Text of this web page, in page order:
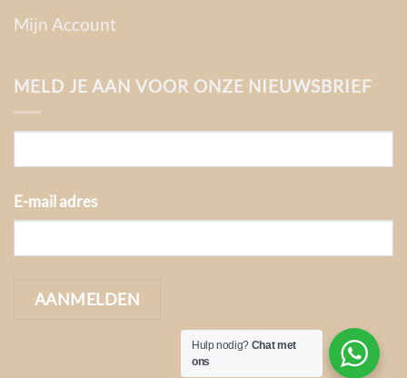
Mijn Account
MELD JE AAN VOOR ONZE NIEUWSBRIEF
E-mail adres
Hulp nodig? Chat met
ons